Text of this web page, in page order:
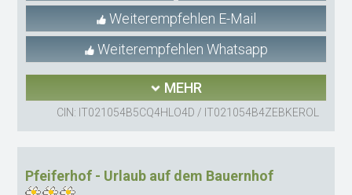
Weiterempfehlen E-Mail
Weiterempfehlen Whatsapp
MEHR
CIN: IT021054B5CQ4HLO4D / IT021054B4ZEBKEROL
Pfeiferhof - Urlaub auf dem Bauernhof